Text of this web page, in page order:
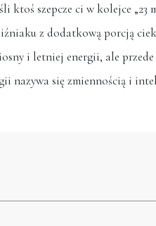
ktoś szepcze ci w kolejce „23
z dodatkową porcją
i letniej energii, ale
nazywa się zmiennością i